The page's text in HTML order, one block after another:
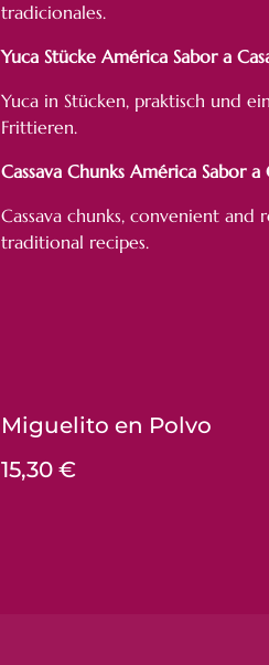
tradicionales.
Yuca Stücke América Sabor a
Yuca in Stücken, praktisch und
Frittieren.
Cassava Chunks América Sabor
Cassava chunks, convenient
traditional recipes.
Miguelito en Polvo
15,30 €